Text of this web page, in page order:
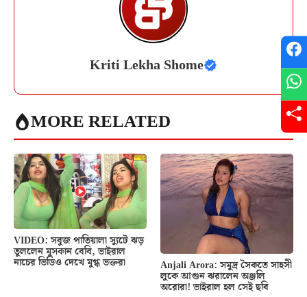
Kriti Lekha Shome
MORE RELATED
VIDEO: সবুজ পাতিয়ালা স্যুটে ঝড়
তুললেন মুসকান বেবি, ভাইরাল
নাচের ভিডিও দেখে মুগ্ধ ভক্তরা Anjali Arora: সমুদ্র সৈকতে সাহসী
লুকে আগুন ঝরালেন অঞ্জলি
অরোরা! ভাইরাল হল সেই ছবি